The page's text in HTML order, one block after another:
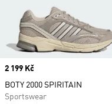
Price
2 199 Kč
BOTY 2000 SPIRITAIN
Sportswear